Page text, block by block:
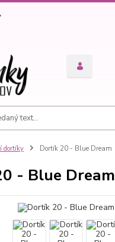
dortíky Dortík 20 - Blue Dream
- Blue Dream